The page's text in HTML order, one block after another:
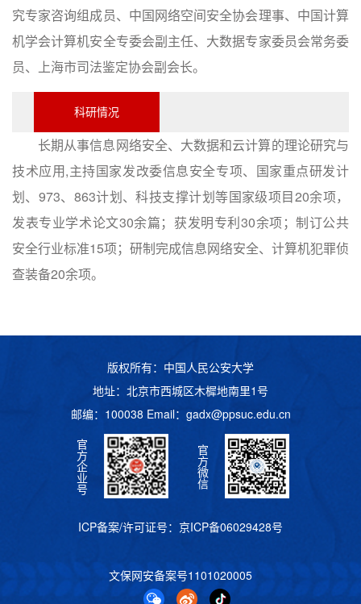
究专家咨询组成员、中国网络空间安全协会理事、中国计算
机学会计算机安全专委会副主任、大数据专家委员会常务委
员、上海市司法鉴定协会副会长。
科研情况
长期从事信息网络安全、大数据和云计算的理论研究与
技术应用,主持国家发改委信息安全专项、国家重点研发计
划、973、863计划、科技支撑计划等国家级项目20余项，
发表专业学术论文30余篇；获发明专利30余项；制订公共
安全行业标准15项；研制完成信息网络安全、计算机犯罪侦
查装备20余项。
版权所有：中国人民公安大学
地址：北京市西城区木樨地南里1号
邮编：100038 Email： gadx@ppsuc.edu.cn
官
方
企
业
号
官
方
微
信
ICP备案/许可证号： 京ICP备06029428号
文保网安备案号1101020005